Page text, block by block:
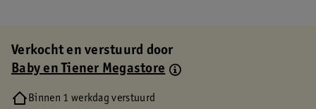
Verkocht en verstuurd door
Baby en Tiener Megastore
Binnen 1 werkdag verstuurd